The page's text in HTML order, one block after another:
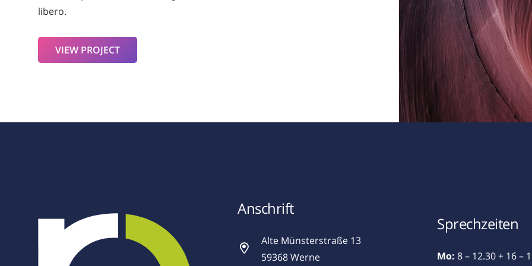
libero.
VIEW PROJECT
Anschrift
Alte Münsterstraße 13
59368 Werne
Sprechzeiten
Mo: 8 – 12.30 + 16 –